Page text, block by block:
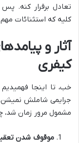
تعادل برقرار کنه. پس
کلیه که استثنائات
آثار و
کیفری
خب، تا اینجا
جرایمی شاملش نمیشن.
مشمول مرور زمان شد،
موقوف شدن